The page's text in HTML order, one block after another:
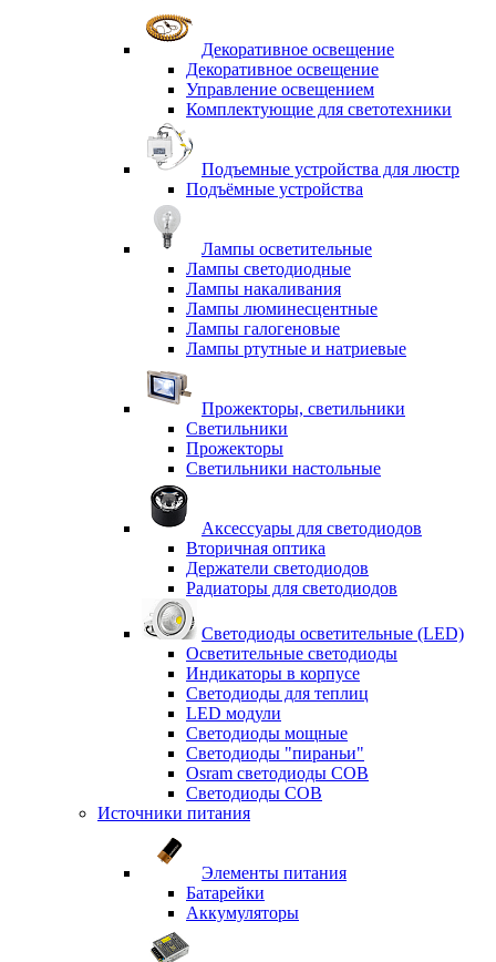
Декоративное освещение
Декоративное освещение
Управление освещением
Комплектующие для светотехники
Подъемные устройства для люстр
Подъёмные устройства
Лампы осветительные
Лампы светодиодные
Лампы накаливания
Лампы люминесцентные
Лампы галогеновые
Лампы ртутные и натриевые
Прожекторы, светильники
Светильники
Прожекторы
Светильники настольные
Аксессуары для светодиодов
Вторичная оптика
Держатели светодиодов
Радиаторы для светодиодов
Светодиоды осветительные (LED)
Осветительные светодиоды
Индикаторы в корпусе
Светодиоды для теплиц
LED модули
Светодиоды мощные
Светодиоды "пираньи"
Osram светодиоды COB
Светодиоды COB
Источники питания
Элементы питания
Батарейки
Аккумуляторы